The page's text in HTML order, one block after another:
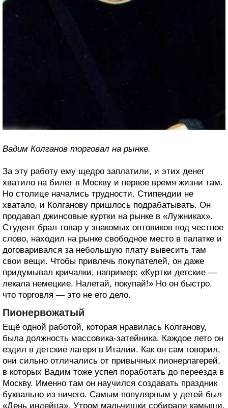
Вадим Колганов торговал на рынке.
За эту работу ему щедро заплатили, и этих денег
хватило на билет в Москву и первое время жизни там.
Но столице начались трудности. Стипендии не
хватало, и Колганову пришлось подрабатывать. Он
продавал джинсовые куртки на рынке в «Лужниках».
Студент брал товар у знакомых оптовиков под честное
слово, находил на рынке свободное место в палатке и
договаривался за небольшую плату вывесить там
свои вещи. Чтобы привлечь покупателей, он даже
придумывал кричалки, например: «Куртки детские —
лекала немецкие. Налетай, покупай!» Но он быстро,
что торговля — это не его дело.
Пионервожатый
Ещё одной работой, которая нравилась Колганову,
была должность массовика-затейника. Каждое лето он
ездил в детские лагеря в Италии. Как он сам говорил,
они сильно отличались от привычных пионерлагерей,
в которых Вадим тоже успел поработать до переезда в
Москву. Именно там он научился создавать праздник
буквально из ничего. Самым популярным у детей был
«День индейца». Утром мальчишки собирали камыши,